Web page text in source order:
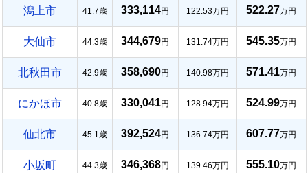
潟上市 41.7歳 333,114円 122.53万円 522.27万円
大仙市 44.3歳 344,679円 131.74万円 545.35万円
北秋田市 42.9歳 358,690円 140.98万円 571.41万円
にかほ市 40.8歳 330,041円 128.94万円 524.99万円
仙北市 45.1歳 392,524円 136.74万円 607.77万円
小坂町 44.3歳 346,368円 139.46万円 555.10万円